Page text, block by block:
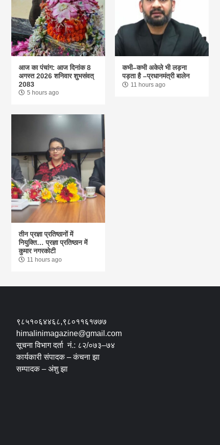
आज का पंचांग: आज दिनांक 8
अगस्त 2026 शनिवार शुभसंवत्
2083
5 hours ago
कभी–कभी अकेले भी लड़ना
पड़ता है –प्रधानमंत्री बालेन
11 hours ago
तीन प्रज्ञा प्रतिष्ठानों में
नियुक्ति… प्रज्ञा प्रतिष्ठान में
कुमार नगरकोटी
11 hours ago
९८५१०६४४६८,९८०११६१७७७
himalinimagazine@gmail.com
सूचना विभाग दर्ता नं.: ८२/०७३–७४
कार्यकारी संपादक – कंचना झा
सम्पादक – अंशु झा